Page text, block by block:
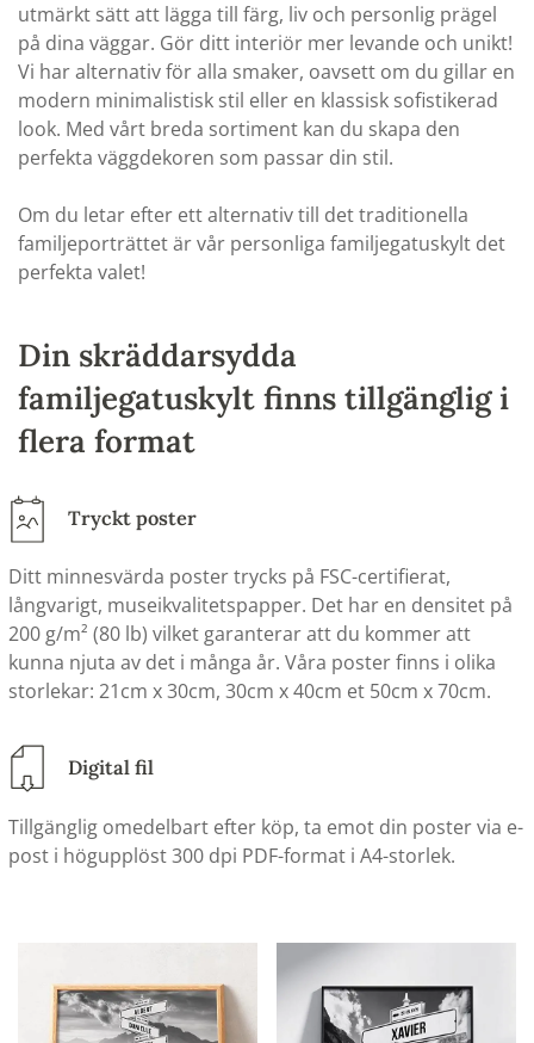
utmärkt sätt att lägga till färg, liv och personlig prägel
på dina väggar. Gör ditt interiör mer levande och unikt!
Vi har alternativ för alla smaker, oavsett om du gillar en
modern minimalistisk stil eller en klassisk sofistikerad
look. Med vårt breda sortiment kan du skapa den
perfekta väggdekoren som passar din stil.
Om du letar efter ett alternativ till det traditionella
familjeporträttet är vår personliga familjegatuskylt det
perfekta valet!
Din skräddarsydda
familjegatuskylt finns tillgänglig i
flera format
Tryckt poster
Ditt minnesvärda poster trycks på FSC-certifierat,
långvarigt, museikvalitetspapper. Det har en densitet på
200 g/m² (80 lb) vilket garanterar att du kommer att
kunna njuta av det i många år. Våra poster finns i olika
storlekar: 21cm x 30cm, 30cm x 40cm et 50cm x 70cm.
Digital fil
Tillgänglig omedelbart efter köp, ta emot din poster via e-
post i högupplöst 300 dpi PDF-format i A4-storlek.